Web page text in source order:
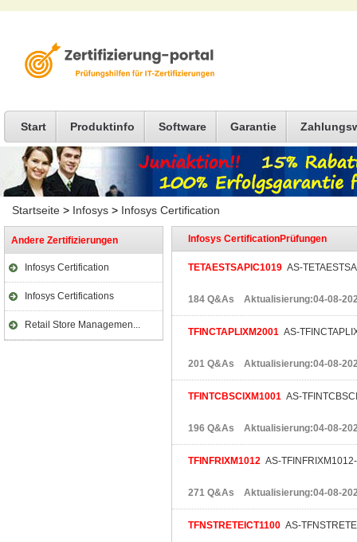
Start Produktinfo Software Garantie
Startseite > Infosys > Infosys Certification
Andere Zertifizierungen
Infosys Certification
Infosys Certifications
Retail Store Managemen...
Infosys CertificationPrüfungen
TETAESTSAPIC1019 AS-
184 Q&As Aktualisierung:04-08-
TFINCTAPLIXM2001 AS-
201 Q&As Aktualisierung:04-08-
TFINTCBSCIXM1001 AS-
196 Q&As Aktualisierung:04-08-
TFINFRIXM1012 AS-
271 Q&As Aktualisierung:04-08-
TFNSTRETEICT1100 AS-